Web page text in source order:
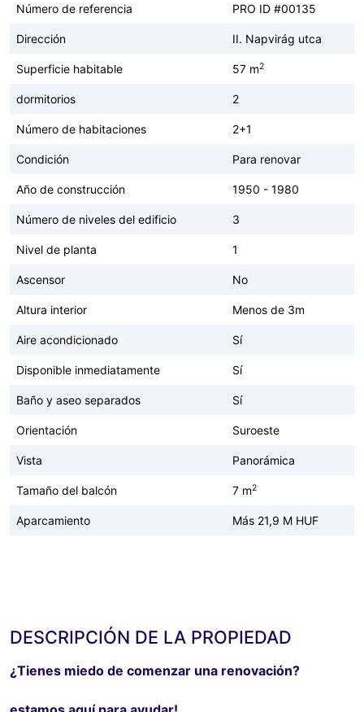
Número de referencia
PRO ID #00135
Dirección II. Napvirág utca
Superficie habitable 57 m2
dormitorios 2
Número de habitaciones 2+1
Condición Para renovar
Año de construcción 1950 - 1980
Número de niveles del edificio 3
Nivel de planta 1
Ascensor No
Altura interior Menos de 3m
Aire acondicionado Sí
Disponible inmediatamente Sí
Baño y aseo separados Sí
Orientación Suroeste
Vista Panorámica
Tamaño del balcón 7 m2
Aparcamiento Más 21,9 M HUF
DESCRIPCIÓN DE LA PROPIEDAD
¿Tienes miedo de comenzar una renovación?